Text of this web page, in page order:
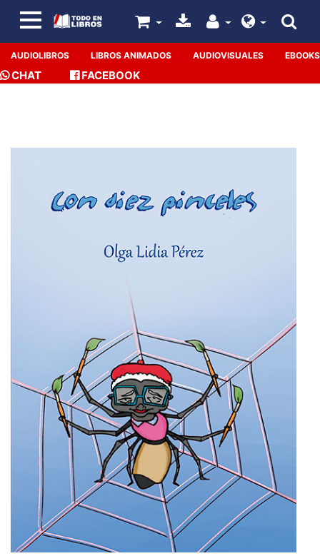
AUDIOLIBROS LIBROS ANIMADOS AUDIOVISUALES EBOOKS
CHAT FACEBOOK